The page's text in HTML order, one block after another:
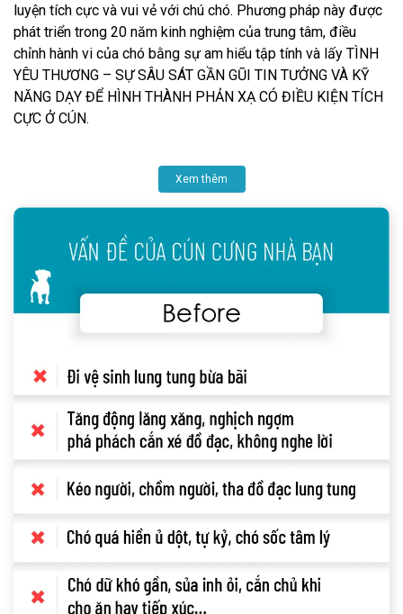
luyện tích cực và vui vẻ với chú chó. Phương pháp này được
phát triển trong 20 năm kinh nghiệm của trung tâm, điều
chỉnh hành vi của chó bằng sự am hiểu tập tính và lấy TÌNH
YÊU THƯƠNG – SỰ SÂU SÁT GẦN GŨI TIN TƯỞNG VÀ KỸ
NĂNG DẠY ĐỂ HÌNH THÀNH PHẢN XẠ CÓ ĐIỀU KIỆN TÍCH
CỰC Ở CÚN.
Xem thêm